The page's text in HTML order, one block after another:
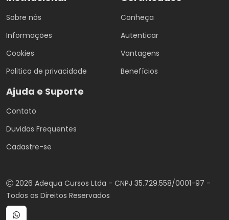
Sobre nós
Informações
Cookies
Politica de privacidade
Conheça
Autenticar
Vantagens
Benefícios
Ajuda e Suporte
Contato
Duvidas Frequentes
Cadastre-se
2026 Adequa Cursos Ltda - CNPJ 35.729.558/0001-97 -
Todos os Direitos Reservados